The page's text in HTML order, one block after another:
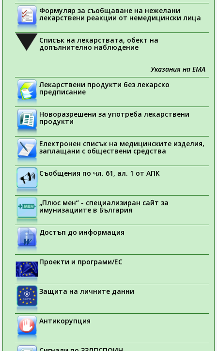
Формуляр за съобщаване на нежелани
лекарствени реакции от немедицински лица
Списък на лекарствата, обект на
допълнително наблюдение
Указания на ЕМА
Лекарствени продукти без лекарско
предписание
Новоразрешени за употреба лекарствени
продукти
Електронен списък на медицинските изделия,
заплащани с обществени средства
Съобщения по чл. 61, ал. 1 от АПК
„Плюс мен“ - специализиран сайт за
имунизациите в България
Достъп до информация
Проекти и програми/ЕС
Защита на личните данни
Антикорупция